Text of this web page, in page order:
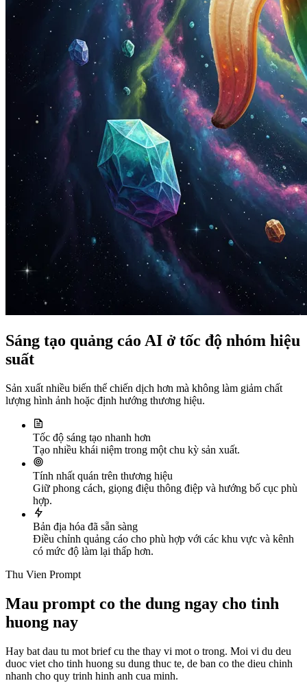
Sáng tạo quảng cáo AI ở tốc độ nhóm hiệu
suất
Sản xuất nhiều biến thể chiến dịch hơn mà không làm giảm chất
lượng hình ảnh hoặc định hướng thương hiệu.
Tốc độ sáng tạo nhanh hơn
Tạo nhiều khái niệm trong một chu kỳ sản xuất.
Tính nhất quán trên thương hiệu
Giữ phong cách, giọng điệu thông điệp và hướng bố cục phù
hợp.
Bản địa hóa đã sẵn sàng
Điều chỉnh quảng cáo cho phù hợp với các khu vực và kênh
có mức độ làm lại thấp hơn.
Thu Vien Prompt
Mau prompt co the dung ngay cho tinh
huong nay
Hay bat dau tu mot brief cu the thay vi mot o trong. Moi vi du deu
duoc viet cho tinh huong su dung thuc te, de ban co the dieu chinh
nhanh cho quy trinh hinh anh cua minh.